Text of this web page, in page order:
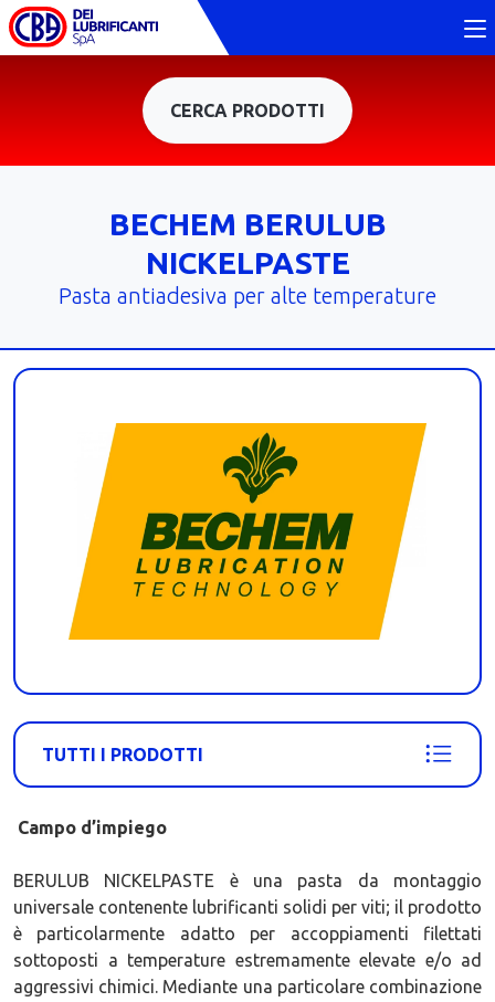
CERCA PRODOTTI
BECHEM BERULUB
NICKELPASTE
Pasta antiadesiva per alte temperature
TUTTI I PRODOTTI
Campo d’impiego
BERULUB NICKELPASTE è una pasta da montaggio
universale contenente lubrificanti solidi per viti; il prodotto
è particolarmente adatto per accoppiamenti filettati
sottoposti a temperature estremamente elevate e/o ad
aggressivi chimici. Mediante una particolare combinazione